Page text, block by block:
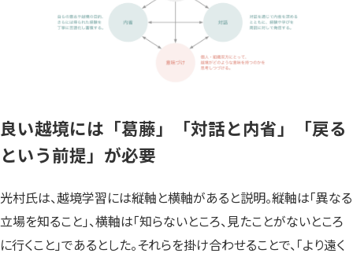
良い越境には「葛藤」「対話と内省」「戻る
という前提」が必要
光村氏は、越境学習には縦軸と横軸があると説明。縦軸は「異なる
立場を知ること」、横軸は「知らないところ、見たことがないところ
に行くこと」であるとした。それらを掛け合わせることで、「より遠く